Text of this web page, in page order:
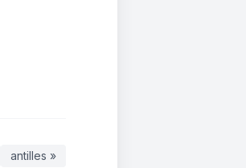
antilles »